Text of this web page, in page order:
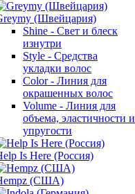
(Швейцария)
Shine - Свет и блеск
изнутри
Style - Средства
укладки волос
Color - Линия для
окрашенных волос
Volume - Линия для
объема, эластичности и
упругости
Is Here (Россия)
(США)